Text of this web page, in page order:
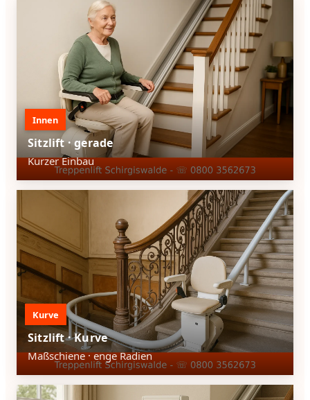
Innen
Sitzlift · gerade
Kurzer Einbau
Kurve
Sitzlift · Kurve
Maßschiene · enge Radien